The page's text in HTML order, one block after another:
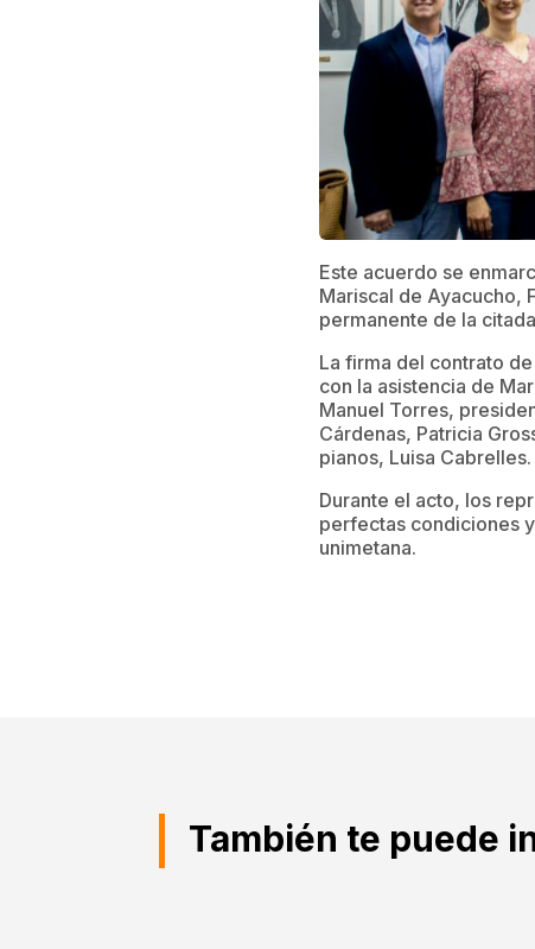
Este acuerdo se
Mariscal de Ayacucho,
permanente de la
La firma del contrato
con la asistencia de
Manuel Torres,
Cárdenas, Patricia
pianos, Luisa Cabrelles.
Durante el acto, los
perfectas condiciones
unimetana.
También te puede